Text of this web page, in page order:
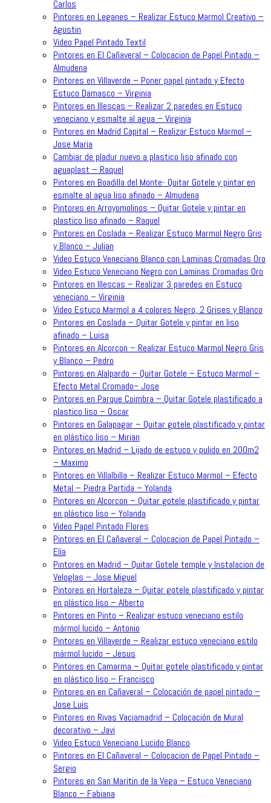
Carlos
Pintores en Leganes – Realizar Estuco Marmol Creativo –
Agustin
Video Papel Pintado Textil
Pintores en El Cañaveral – Colocacion de Papel Pintado –
Almudena
Pintores en Villaverde – Poner papel pintado y Efecto
Estuco Damasco – Virginia
Pintores en Illescas – Realizar 2 paredes en Estuco
veneciano y esmalte al agua – Virginia
Pintores en Madrid Capital – Realizar Estuco Marmol –
Jose Maria
Cambiar de pladur nuevo a plastico liso afinado con
aguaplast – Raquel
Pintores en Boadilla del Monte- Quitar Gotele y pintar en
esmalte al agua liso afinado – Almudena
Pintores en Arroyomolinos – Quitar Gotele y pintar en
plastico liso afinado – Raquel
Pintores en Coslada – Realizar Estuco Marmol Negro Gris
y Blanco – Julian
Video Estuco Veneciano Blanco con Laminas Cromadas Oro
Video Estuco Veneciano Negro con Laminas Cromadas Oro
Pintores en Illescas – Realizar 3 paredes en Estuco
veneciano – Virginia
Video Estuco Marmol a 4 colores Negro, 2 Grises y Blanco
Pintores en Coslada – Quitar Gotele y pintar en liso
afinado – Luisa
Pintores en Alcorcon – Realizar Estuco Marmol Negro Gris
y Blanco – Pedro
Pintores en Alalpardo – Quitar Gotele – Estuco Marmol –
Efecto Metal Cromado– Jose
Pintores en Parque Coimbra – Quitar Gotele plastificado a
plastico liso – Oscar
Pintores en Galapagar – Quitar gotele plastificado y pintar
en plástico liso – Mirian
Pintores en Madrid – Lijado de estuco y pulido en 200m2
– Maximo
Pintores en Villalbilla – Realizar Estuco Marmol – Efecto
Metal – Piedra Partida – Yolanda
Pintores en Alcorcon – Quitar gotele plastificado y pintar
en plástico liso – Yolanda
Video Papel Pintado Flores
Pintores en El Cañaveral – Colocacion de Papel Pintado –
Elia
Pintores en Madrid – Quitar Gotele temple y Instalacion de
Veloglas – Jose Miguel
Pintores en Hortaleza – Quitar gotele plastificado y pintar
en plástico liso – Alberto
Pintores en Pinto – Realizar estuco veneciano estilo
mármol lucido – Antonio
Pintores en Villaverde – Realizar estuco veneciano estilo
mármol lucido – Jesus
Pintores en Camarma – Quitar gotele plastificado y pintar
en plástico liso – Francisco
Pintores en en Cañaveral – Colocación de papel pintado –
Jose Luis
Pintores en Rivas Vaciamadrid – Colocación de Mural
decorativo – Javi
Video Estuco Veneciano Lucido Blanco
Pintores en El Cañaveral – Colocacion de Papel Pintado –
Sergio
Pintores en San Maritin de la Vega – Estuco Veneciano
Blanco – Fabiana